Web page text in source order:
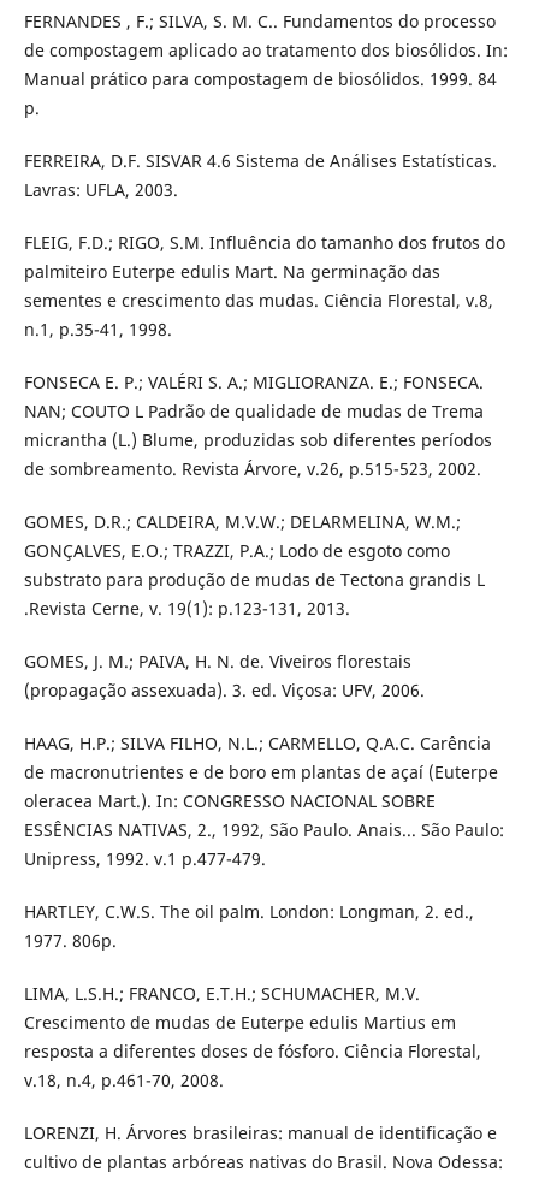
FERNANDES , F.; SILVA, S. M. C.. Fundamentos do processo
de compostagem aplicado ao tratamento dos biosólidos. In:
Manual prático para compostagem de biosólidos. 1999. 84
p.
FERREIRA, D.F. SISVAR 4.6 Sistema de Análises Estatísticas.
Lavras: UFLA, 2003.
FLEIG, F.D.; RIGO, S.M. Influência do tamanho dos frutos do
palmiteiro Euterpe edulis Mart. Na germinação das
sementes e crescimento das mudas. Ciência Florestal, v.8,
n.1, p.35-41, 1998.
FONSECA E. P.; VALÉRI S. A.; MIGLIORANZA. E.; FONSECA.
NAN; COUTO L Padrão de qualidade de mudas de Trema
micrantha (L.) Blume, produzidas sob diferentes períodos
de sombreamento. Revista Árvore, v.26, p.515-523, 2002.
GOMES, D.R.; CALDEIRA, M.V.W.; DELARMELINA, W.M.;
GONÇALVES, E.O.; TRAZZI, P.A.; Lodo de esgoto como
substrato para produção de mudas de Tectona grandis L
.Revista Cerne, v. 19(1): p.123-131, 2013.
GOMES, J. M.; PAIVA, H. N. de. Viveiros florestais
(propagação assexuada). 3. ed. Viçosa: UFV, 2006.
HAAG, H.P.; SILVA FILHO, N.L.; CARMELLO, Q.A.C. Carência
de macronutrientes e de boro em plantas de açaí (Euterpe
oleracea Mart.). In: CONGRESSO NACIONAL SOBRE
ESSÊNCIAS NATIVAS, 2., 1992, São Paulo. Anais... São Paulo:
Unipress, 1992. v.1 p.477-479.
HARTLEY, C.W.S. The oil palm. London: Longman, 2. ed.,
1977. 806p.
LIMA, L.S.H.; FRANCO, E.T.H.; SCHUMACHER, M.V.
Crescimento de mudas de Euterpe edulis Martius em
resposta a diferentes doses de fósforo. Ciência Florestal,
v.18, n.4, p.461-70, 2008.
LORENZI, H. Árvores brasileiras: manual de identificação e
cultivo de plantas arbóreas nativas do Brasil. Nova Odessa: